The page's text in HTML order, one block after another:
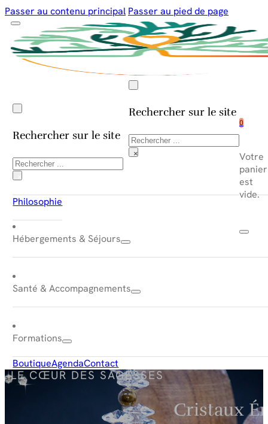
Passer au contenu principal Passer au pied de page
Rechercher sur le site
Rechercher
×
0
Votre
panier
est
vide.
Rechercher sur le site
Rechercher
×
Philosophie
Hébergements & Séjours
Santé & Accompagnements
Formations
BoutiqueAgendaContact
LE CŒUR DES SAGESSES
Cristaux